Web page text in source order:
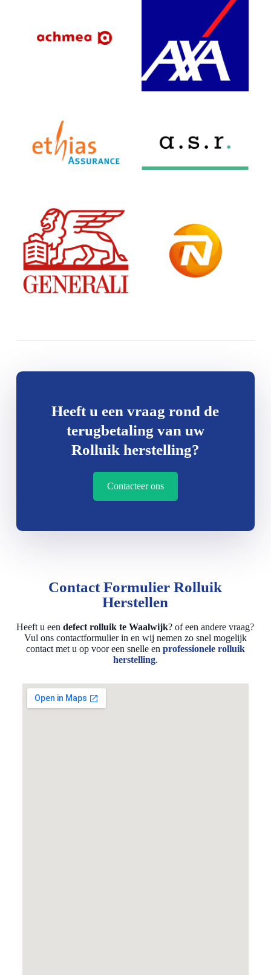
Heeft u een vraag rond de
terugbetaling van uw
Rolluik herstelling?
Contacteer ons
Contact Formulier Rolluik
Herstellen
Heeft u eendefect rolluik te Waalwijk? of een andere vraag?
Vul ons contactformulier in en wij nemen zo snel mogelijk
contact met u op voor een snelle en professionele rolluik
herstelling.